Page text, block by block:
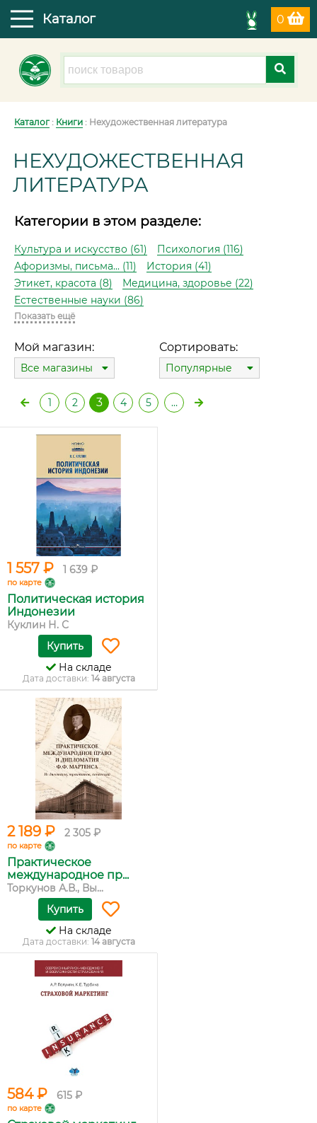
0
Каталог
Каталог: Книги : Нехудожественная литература
НЕХУДОЖЕСТВЕННАЯ
ЛИТЕРАТУРА
Категории в этом разделе:
Культура и искусство (61)
Психология (116)
Афоризмы, письма... (11)
История (41)
Этикет, красота (8)
Медицина, здоровье (22)
Естественные науки (86)
Показать ещё
Мой магазин:
Все магазины
Сортировать:
Популярные
1 2 3 4 5 …
1 557 ₽ 1 639 ₽
по карте
Политическая история
Индонезии
Куклин Н. С
Купить
На складе
Дата доставки: 14 августа
2 189 ₽ 2 305 ₽
по карте
Практическое
международное пр...
Торкунов А.В., Вы...
Купить
На складе
Дата доставки: 14 августа
584 ₽ 615 ₽
по карте